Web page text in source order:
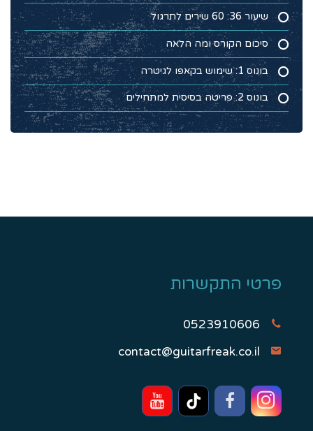
שיעור 36: 60 שירים לתרגול
סיכום הקורס ומה הלאה
בונוס 1: שימוש בקאפו לגיטרה
בונוס 2: פריטה בסיסית למתחילים
פרטי התקשרות
0523910606
contact@guitarfreak.co.il